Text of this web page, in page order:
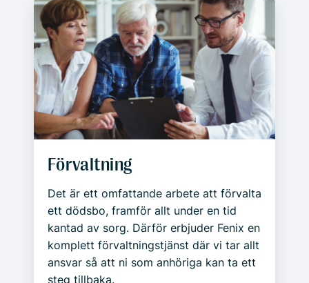
Förvaltning
Det är ett omfattande arbete att förvalta
ett dödsbo, framför allt under en tid
kantad av sorg. Därför erbjuder Fenix en
komplett förvaltningstjänst där vi tar allt
ansvar så att ni som anhöriga kan ta ett
steg tillbaka.